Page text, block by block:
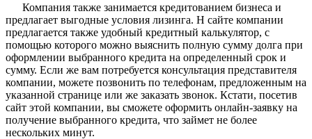
Компания также занимается кредитованием бизнеса и
предлагает выгодные условия лизинга. Н сайте компании
предлагается также удобный кредитный калькулятор, с
помощью которого можно выяснить полную сумму долга при
оформлении выбранного кредита на определенный срок и
сумму. Если же вам потребуется консультация представителя
компании, можете позвонить по телефонам, предложенным на
указанной странице или же заказать звонок. Кстати, посетив
сайт этой компании, вы сможете оформить онлайн-заявку на
получение выбранного кредита, что займет не более
нескольких минут.